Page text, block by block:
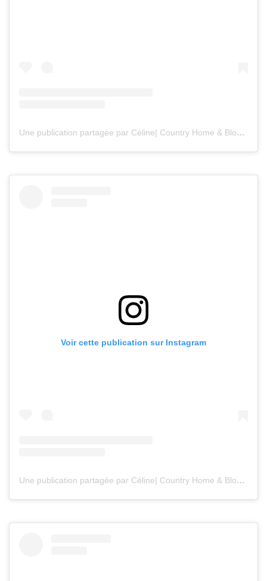
Une publication partagée par Céline| Country Home & Blooms (@countryhomeandblooms)
Voir cette publication sur Instagram
Une publication partagée par Céline| Country Home & Blooms (@countryhomeandblooms)